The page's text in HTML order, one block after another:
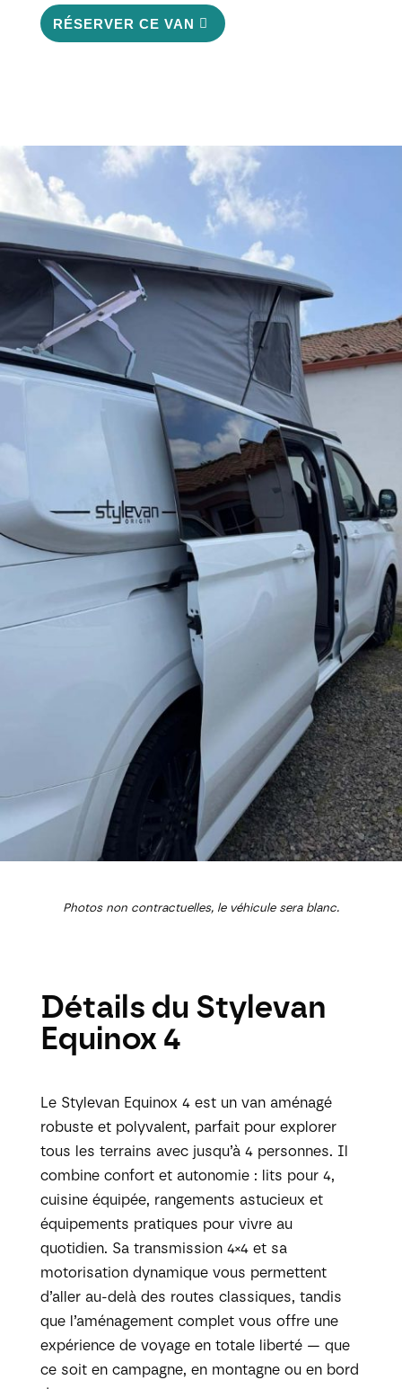
RÉSERVER CE VAN
Photos non contractuelles, le véhicule sera blanc.
Détails du Stylevan
Equinox 4
Le Stylevan Equinox 4 est un van aménagé
robuste et polyvalent, parfait pour explorer
tous les terrains avec jusqu’à 4 personnes. Il
combine confort et autonomie : lits pour 4,
cuisine équipée, rangements astucieux et
équipements pratiques pour vivre au
quotidien. Sa transmission 4×4 et sa
motorisation dynamique vous permettent
d’aller au-delà des routes classiques, tandis
que l’aménagement complet vous offre une
expérience de voyage en totale liberté — que
ce soit en campagne, en montagne ou en bord